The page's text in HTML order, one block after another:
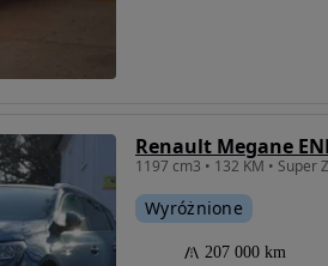
Renault Megane
1197 cm3 • 132 KM •
Wyróżnione
207 000 km